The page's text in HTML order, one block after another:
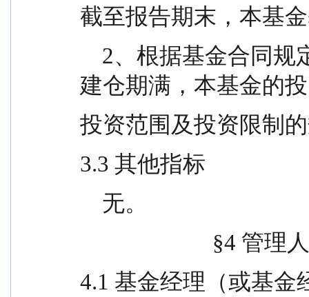
截至报告期末，本基
建仓期满，本基金的
投资范围及投资限制
3.3 其他指标
    无。
4.1 基金经理（或基金